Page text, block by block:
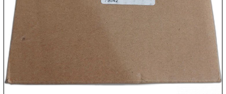
08.08:
1€
Megaabverkauf
08.08:
08.08: